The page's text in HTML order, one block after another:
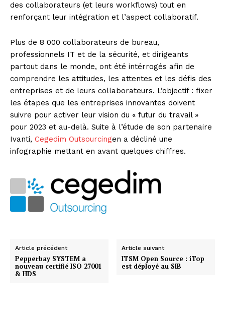
des collaborateurs (et leurs workflows) tout en
renforçant leur intégration et l’aspect collaboratif.
Plus de 8 000 collaborateurs de bureau,
professionnels IT et de la sécurité, et dirigeants
partout dans le monde, ont été intérrogés afin de
comprendre les attitudes, les attentes et les défis des
entreprises et de leurs collaborateurs. L’objectif : fixer
les étapes que les entreprises innovantes doivent
suivre pour activer leur vision du « futur du travail »
pour 2023 et au-delà. Suite à l’étude de son partenaire
Ivanti, Cegedim Outsourcingen a décliné une
infographie mettant en avant quelques chiffres.
Article précédent
Pepperbay SYSTEM a
nouveau certifié ISO 27001
& HDS
Article suivant
ITSM Open Source : iTop
est déployé au SIB